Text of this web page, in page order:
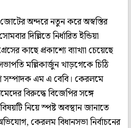
অন্দরে নতুন করে অস্বস্তির
দিল্লিতে নির্ধারিত ইন্ডিয়া
কাছে প্রকাশ্যে ব্যাখ্যা চেয়েছে
মল্লিকার্জুন খাড়গেকে চিঠি
সম্পাদক এম এ বেবি। কেরলমে
বিরুদ্ধে বিজেপির সঙ্গে
নিয়ে স্পষ্ট অবস্থান জানাতে
কেরলম বিধানসভা নির্বাচনের